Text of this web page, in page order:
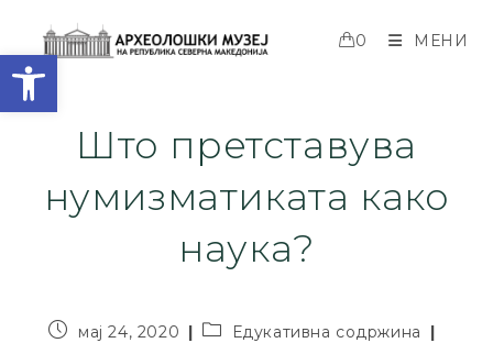
Open toolbar
0 МЕНИ
Што претставува
нумизматиката како
наука?
мај 24, 2020
Едукативна содржина